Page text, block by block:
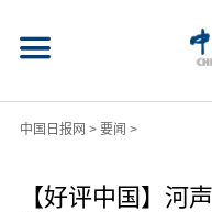
中国日报网 > 要闻 >
【好评中国】河